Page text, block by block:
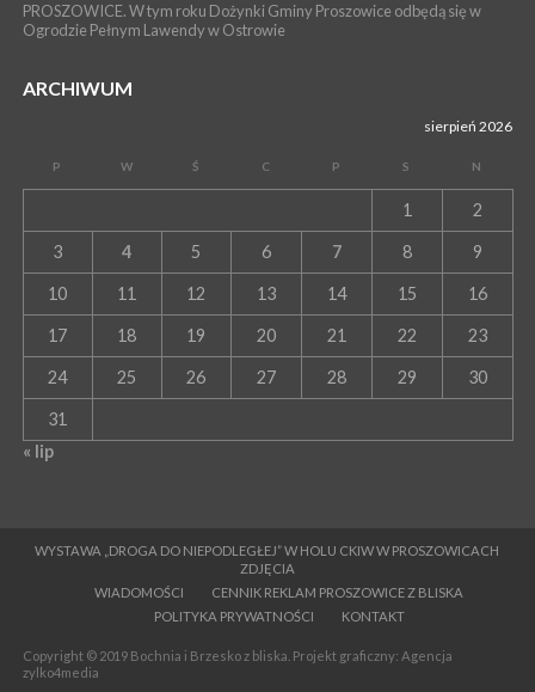
PROSZOWICE. W tym roku Dożynki Gminy Proszowice odbędą się w
Ogrodzie Pełnym Lawendy w Ostrowie
ARCHIWUM
sierpień 2026
P W Ś C P S N
1 2
3 4 5 6 7 8 9
10 11 12 13 14 15 16
17 18 19 20 21 22 23
24 25 26 27 28 29 30
31
« lip
WYSTAWA „DROGA DO NIEPODLEGŁEJ” W HOLU CKIW W PROSZOWICACH
ZDJĘCIA
WIADOMOŚCI
CENNIK REKLAM PROSZOWICE Z BLISKA
POLITYKA PRYWATNOŚCI
KONTAKT
Copyright © 2019 Bochnia i Brzesko z bliska. Projekt graficzny: Agencja
zylko4media